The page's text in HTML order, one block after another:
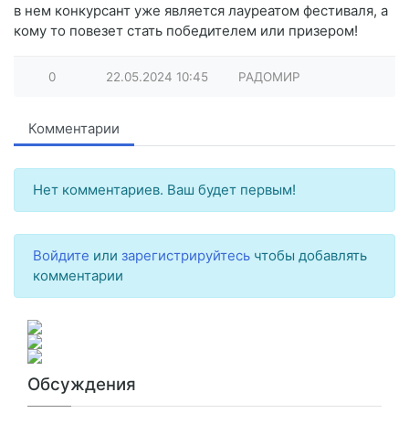
в нем конкурсант уже является лауреатом фестиваля, а
кому то повезет стать победителем или призером!
0 22.05.2024 10:45 РАДОМИР
Комментарии
Нет комментариев. Ваш будет первым!
Войдите или зарегистрируйтесь чтобы добавлять
комментарии
Обсуждения